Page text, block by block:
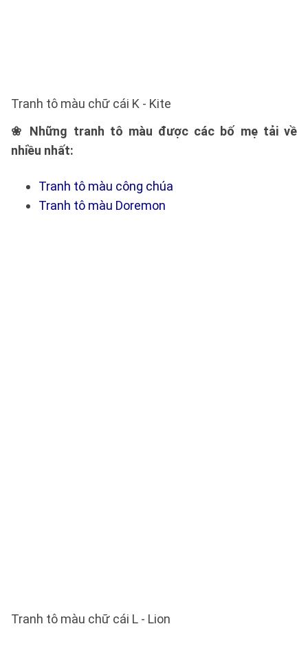
Tranh tô màu chữ cái K - Kite
❀ Những tranh tô màu được các bố mẹ tải về
nhiều nhất:
Tranh tô màu công chúa
Tranh tô màu Doremon
Tranh tô màu chữ cái L - Lion